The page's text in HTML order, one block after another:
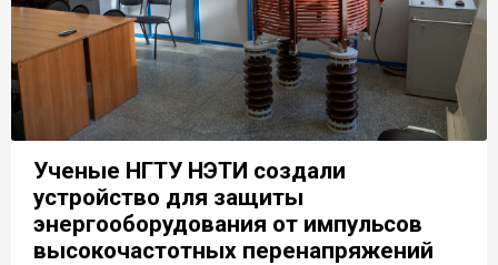
Ученые НГТУ НЭТИ создали
устройство для защиты
энергооборудования от импульсов
высокочастотных перенапряжений